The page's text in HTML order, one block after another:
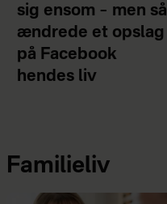
sig ensom – men så
ændrede et opslag
på Facebook
hendes liv
Familieliv